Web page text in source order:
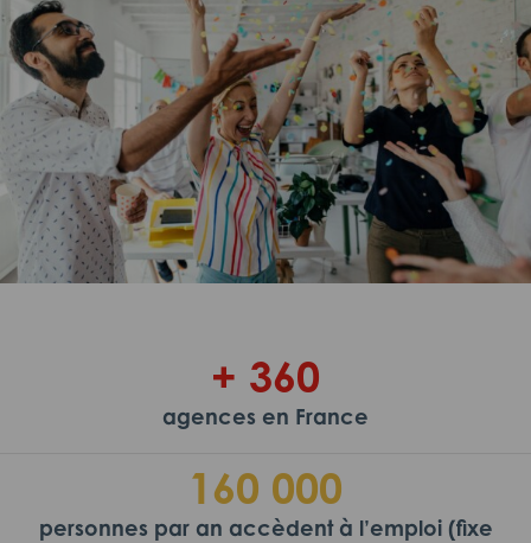
+ 360
agences en France
160 000
personnes par an accèdent à l’emploi (fixe